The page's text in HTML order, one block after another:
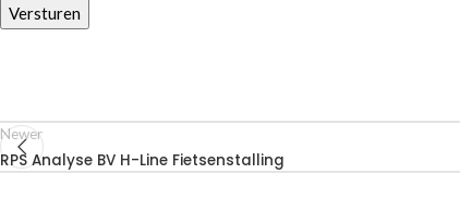
Newer
RPS Analyse BV H-Line Fietsenstalling